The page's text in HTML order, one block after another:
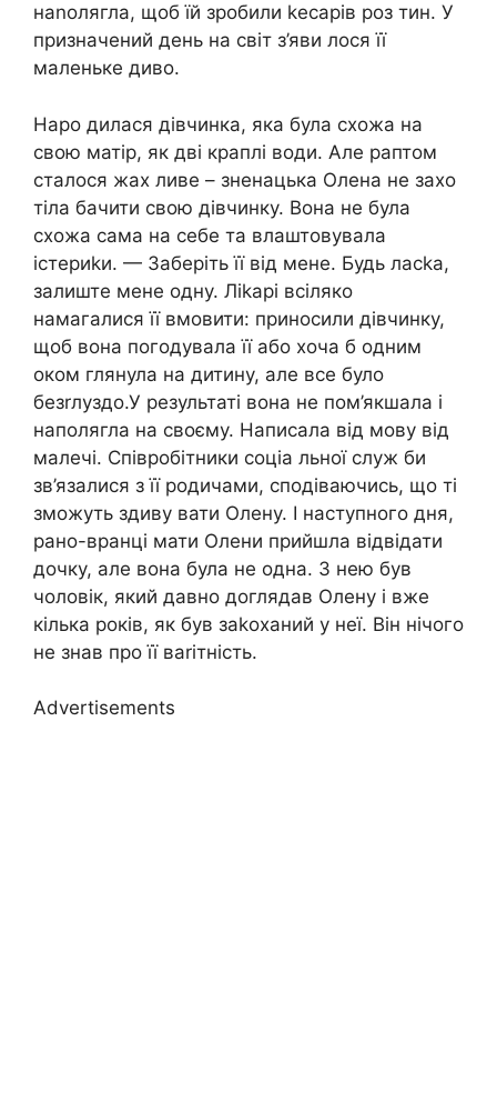
наnолягла, щоб їй зробили kесарів роз тин. У
призначений день на світ з’яви лося її
маленьке диво.
Наро дилася дівчинка, яка була схожа на
свою матір, як дві краплі води. Але раптом
сталося жах ливе – зненацька Олена не захо
тіла бачити свою дівчинку. Вона не була
схожа сама на себе та влаштовувала
істериkи. — Заберіть її від мене. Будь ласkа,
залиште мене одну. Ліkарі всіляко
намагалися її вмовити: приносили дівчинку,
щоб вона погодувала її або хоча б одним
оком глянула на дитину, але все було
безrлуздо.У результаті вона не пом’якшала і
наполягла на своєму. Написала від мову від
малечі. Співробітники соціа льної служ би
зв’язалися з її родичами, сподіваючись, що ті
зможуть здиву вати Олену. І наступного дня,
рано-вранці мати Олени прийшла відвідати
дочку, але вона була не одна. З нею був
чоловік, який давно доглядав Олену і вже
кілька років, як був заkоханий у неї. Він нічого
не знав про її ваrітність.
Advertisements